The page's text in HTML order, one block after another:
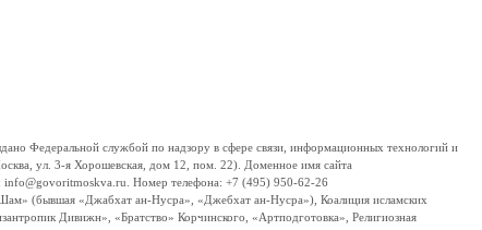
Федеральной службой по надзору в сфере связи, информационных технологий и
ул. 3-я Хорошевская, дом 12, пом. 22). Доменное имя сайта
info@govoritmoskva.ru. Номер телефона: +7 (495) 950-62-26
(бывшая «Джабхат ан-Нусра», «Джебхат ан-Нусра»), Коалиция исламских
Дивижн», «Братство» Корчинского, «Артподготовка», Религиозная